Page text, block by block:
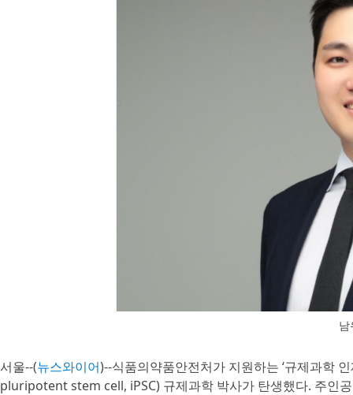
서울--(뉴스와이어)--식품의약품안전처가 지원하는 ‘규제과학
pluripotent stem cell, iPSC) 규제과학 박사가 탄생했다. 주인